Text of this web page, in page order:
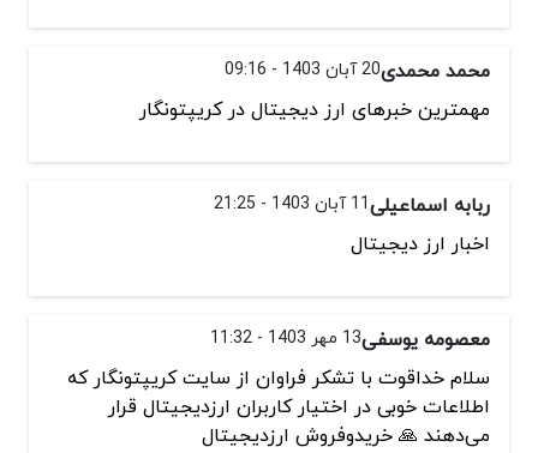
محمد محمدی20 آبان 1403 - 09:16
مهمترین خبرهای ارز دیجیتال در کریپتونگار
ربابه اسماعیلی11 آبان 1403 - 21:25
اخبار ارز دیجیتال
معصومه یوسفی13 مهر 1403 - 11:32
سلام خداقوت با تشکر فراوان از سایت کریپتونگار که
اطلاعات خوبی در اختیار کاربران ارزدیجیتال قرار
می‌دهند 🙏 خریدوفروش ارزدیجیتال